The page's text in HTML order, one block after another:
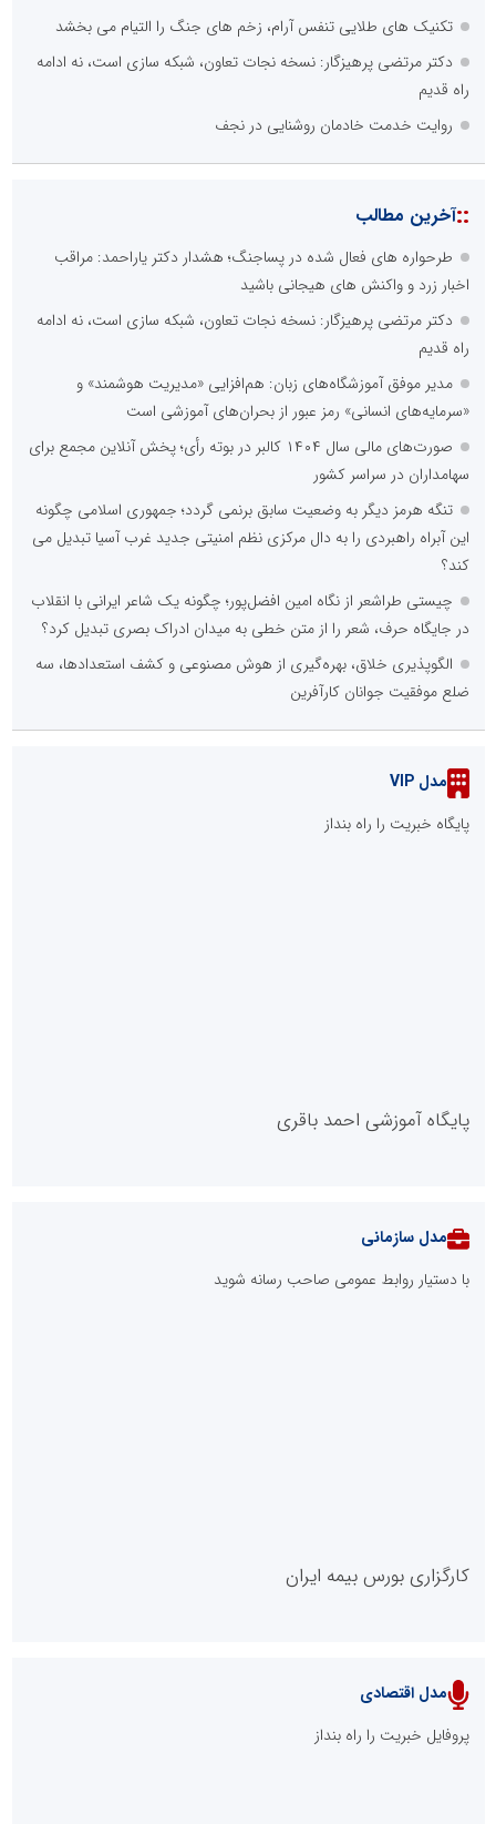
تکنیک های طلایی تنفس آرام، زخم های جنگ را التیام می بخشد
دکتر مرتضی پرهیزگار: نسخه نجات تعاون، شبکه سازی است، نه ادامه
راه قدیم
روایت خدمت خادمان روشنایی در نجف
::آخرین مطالب
طرحواره های فعال شده در پساجنگ؛ هشدار دکتر یاراحمد: مراقب
اخبار زرد و واکنش های هیجانی باشید
دکتر مرتضی پرهیزگار: نسخه نجات تعاون، شبکه سازی است، نه ادامه
راه قدیم
مدیر موفق آموزشگاه‌های زبان: هم‌افزایی «مدیریت هوشمند» و
«سرمایه‌های انسانی» رمز عبور از بحران‌های آموزشی است
صورت‌های مالی سال ۱۴۰۴ کالبر در بوته رأی؛ پخش آنلاین مجمع برای
سهامداران در سراسر کشور
تنگه هرمز دیگر به وضعیت سابق برنمی گردد؛ جمهوری اسلامی چگونه
این آبراه راهبردی را به دال مرکزی نظم امنیتی جدید غرب آسیا تبدیل می
کند؟
چیستی طراشعر از نگاه امین افضل‌پور؛ چگونه یک شاعر ایرانی با انقلاب
در جایگاه حرف، شعر را از متن خطی به میدان ادراک بصری تبدیل کرد؟
الگوپذیری خلاق، بهره‌گیری از هوش مصنوعی و کشف استعدادها، سه
ضلع موفقیت جوانان کارآفرین
مدل VIP
پایگاه خبریت را راه بنداز
پایگاه آموزشی احمد باقری
پایگاه خبری نهضت ملی مسکن
مدل سازمانی
با دستیار روابط عمومی صاحب رسانه شوید
کارگزاری بورس بیمه ایران
مدل اقتصادی
پروفایل خبریت را راه بنداز